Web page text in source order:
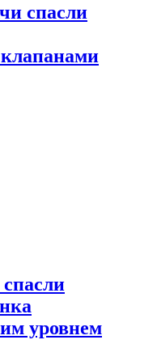
спасли
уровнем